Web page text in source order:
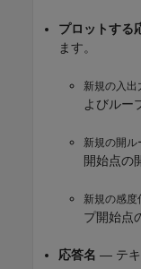
プロットする
ます。
新規の入出
よびルー
新規の開ル
開始点の
新規の感度
プ開始点
応答名 — テキ